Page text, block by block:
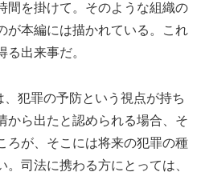
間を掛けて。そのような組織の
が本編には描かれている。これ
る出来事だ。
犯罪の予防という視点が持ち
から出たと認められる場合、そ
ろが、そこには将来の犯罪の種
司法に携わる方にとっては、